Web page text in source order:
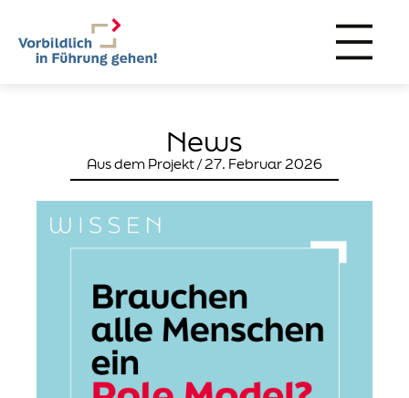
News
Aus dem Projekt / 27. Februar 2026